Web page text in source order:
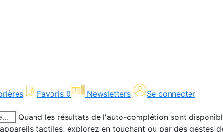
Favoris 0 Newsletters Se connecter
Quand les résultats de l'auto-complétion sont
tactiles, explorez en touchant ou par des gestes